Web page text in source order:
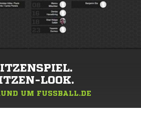
LOOK.
UM FUSSBALL.DE